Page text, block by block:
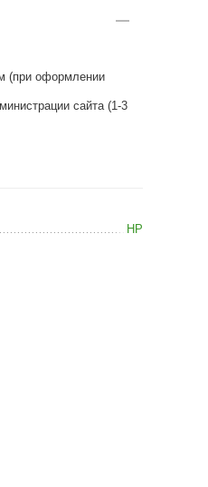
(при оформлении
сайта (1-3
HP